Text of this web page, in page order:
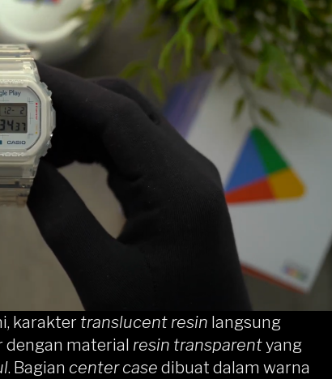
karakter translucent resin langsung
dengan material resin transparentyang
. Bagian center case dibuat dalam warna